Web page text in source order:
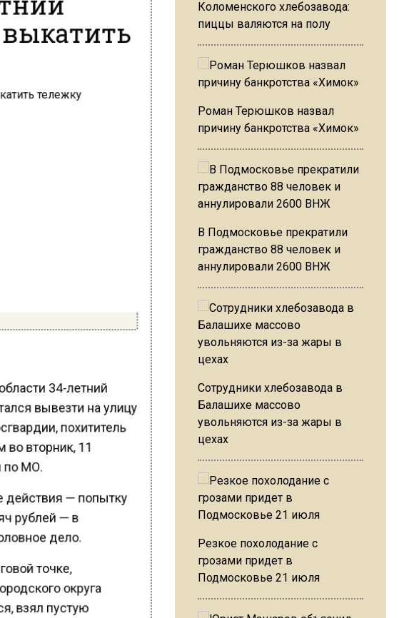
34-летний
вывезти на улицу
похититель
во вторник, 11
по МО.
действия — попытку
рублей — в
дело.
точке,
округа
взял пустую
Коломенского хлебозавода:
пиццы валяются на полу
Роман Терюшков назвал
причину банкротства «Химок»
В Подмосковье прекратили
гражданство 88 человек и
аннулировали 2600 ВНЖ
Сотрудники хлебозавода в
Балашихе массово
увольняются из-за жары в
цехах
Резкое похолодание с
грозами придет в
Подмосковье 21 июля